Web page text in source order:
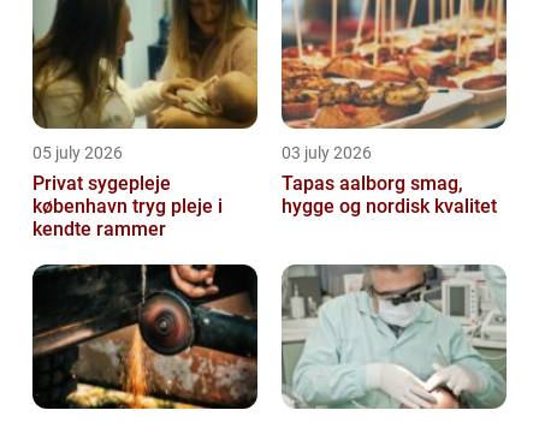
05 july 2026
Privat sygepleje
københavn tryg pleje i
kendte rammer
03 july 2026
Tapas aalborg smag,
hygge og nordisk kvalitet